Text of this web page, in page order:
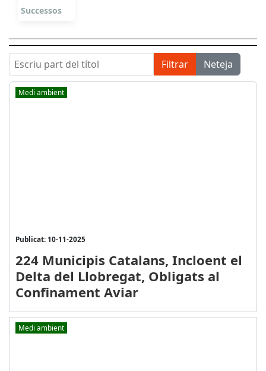
Successos
Escriu part del títol Filtrar Neteja
Medi ambient
Publicat: 10-11-2025
224 Municipis Catalans, Incloent el
Delta del Llobregat, Obligats al
Confinament Aviar
Medi ambient